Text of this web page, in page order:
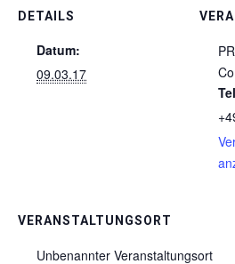
DETAILS
Datum:
09.03.17
VERANSTALTUNGSORT
Unbenannter Veranstaltungsort